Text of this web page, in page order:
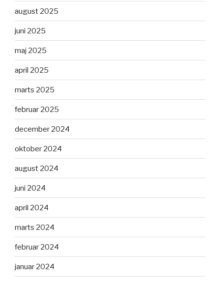
august 2025
juni 2025
maj 2025
april 2025
marts 2025
februar 2025
december 2024
oktober 2024
august 2024
juni 2024
april 2024
marts 2024
februar 2024
januar 2024